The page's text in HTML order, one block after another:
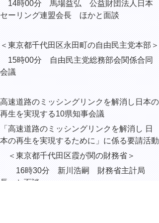
14時00分 馬場益弘 公益財団法人日本
セーリング連盟会長 ほかと面談
＜東京都千代田区永田町の自由民主党本部＞
15時00分 自由民主党総務部会関係合同
会議
高速道路のミッシングリンクを解消し日本の
再生を実現する10県知事会議
「高速道路のミッシングリンクを解消し 日
本の再生を実現するために」に係る要請活動
＜東京都千代田区霞が関の財務省＞
16時30分 新川浩嗣 財務省主計局
長 と面談